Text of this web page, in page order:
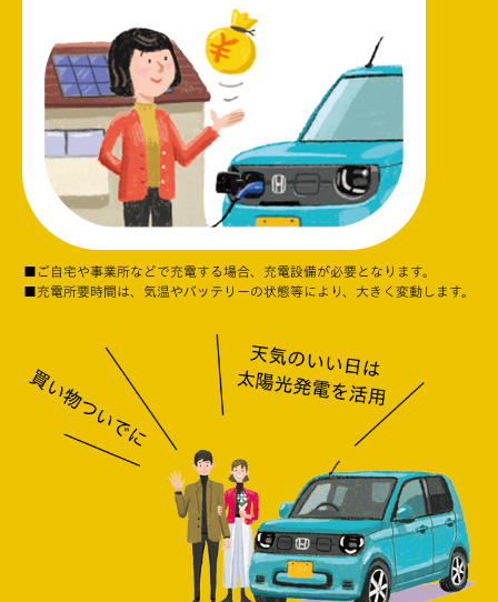
■ご自宅や事業所などで充電する場合、充電設備が必要となります。
■充電所要時間は、気温やバッテリーの状態等により、大きく変動します。